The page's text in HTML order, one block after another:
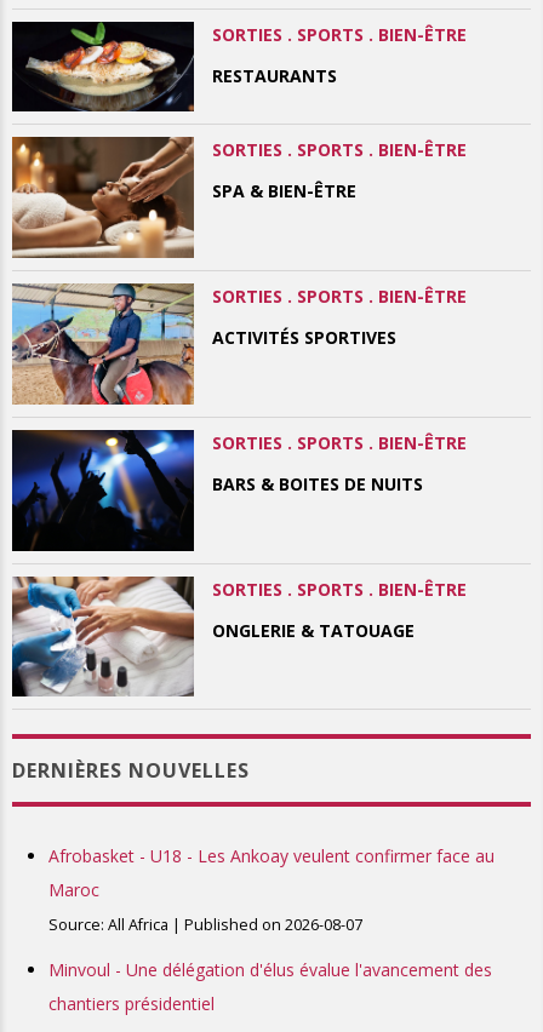
SORTIES . SPORTS . BIEN-ÊTRE
RESTAURANTS
SORTIES . SPORTS . BIEN-ÊTRE
SPA & BIEN-ÊTRE
SORTIES . SPORTS . BIEN-ÊTRE
ACTIVITÉS SPORTIVES
SORTIES . SPORTS . BIEN-ÊTRE
BARS & BOITES DE NUITS
SORTIES . SPORTS . BIEN-ÊTRE
ONGLERIE & TATOUAGE
DERNIÈRES NOUVELLES
Afrobasket - U18 - Les Ankoay veulent confirmer face au
Maroc
Source: All Africa Published on 2026-08-07
Minvoul - Une délégation d'élus évalue l'avancement des
chantiers présidentiel